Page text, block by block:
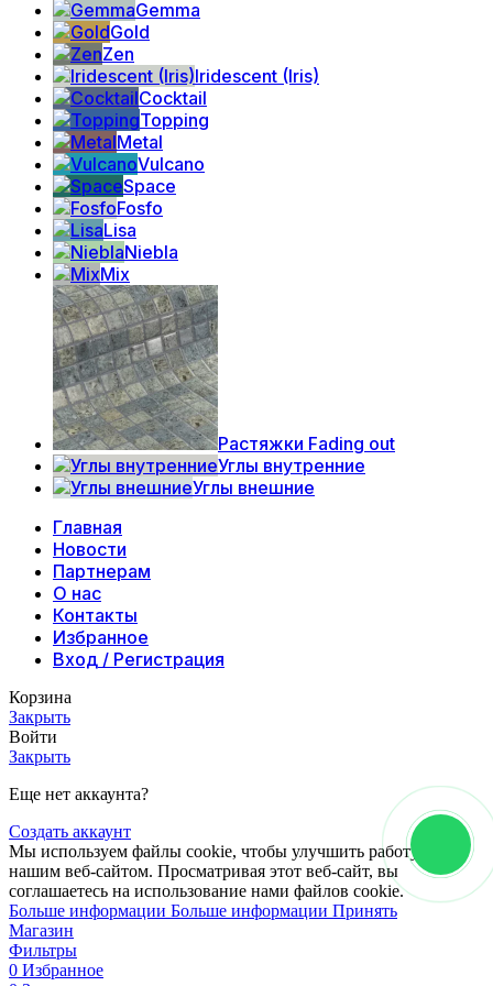
Gemma
Gold
Zen
Iridescent (Iris)
Cocktail
Topping
Metal
Vulcano
Space
Fosfo
Lisa
Niebla
Mix
Растяжки Fading out
Углы внутренние
Углы внешние
Главная
Новости
Партнерам
О нас
Контакты
Избранное
Вход / Регистрация
Корзина
Закрыть
Войти
Закрыть
Еще нет аккаунта?
Создать аккаунт
Мы используем файлы cookie, чтобы улучшить работу с
нашим веб-сайтом. Просматривая этот веб-сайт, вы
соглашаетесь на использование нами файлов cookie.
Больше информации Больше информации Принять
Магазин
Фильтры
0 Избранное